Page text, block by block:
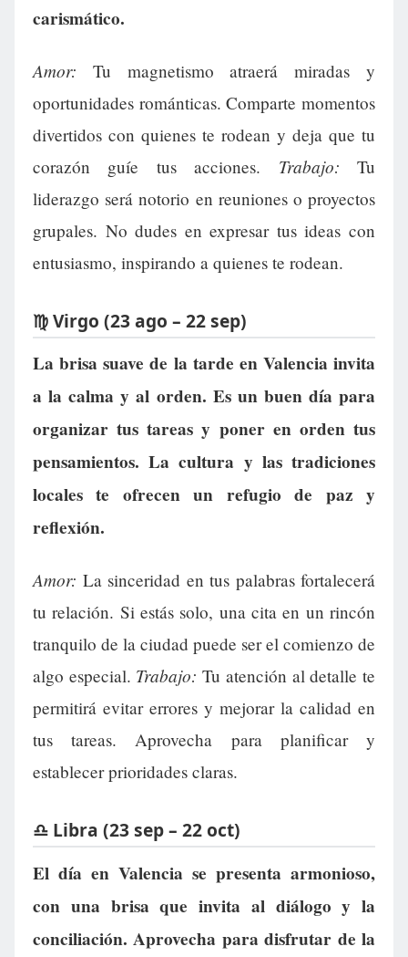
carismático.
Amor: Tu magnetismo atraerá miradas y
oportunidades románticas. Comparte momentos
divertidos con quienes te rodean y deja que tu
corazón guíe tus acciones. Trabajo: Tu
liderazgo será notorio en reuniones o proyectos
grupales. No dudes en expresar tus ideas con
entusiasmo, inspirando a quienes te rodean.
♍ Virgo (23 ago – 22 sep)
La brisa suave de la tarde en Valencia invita
a la calma y al orden. Es un buen día para
organizar tus tareas y poner en orden tus
pensamientos. La cultura y las tradiciones
locales te ofrecen un refugio de paz y
reflexión.
Amor: La sinceridad en tus palabras fortalecerá
tu relación. Si estás solo, una cita en un rincón
tranquilo de la ciudad puede ser el comienzo de
algo especial. Trabajo: Tu atención al detalle te
permitirá evitar errores y mejorar la calidad en
tus tareas. Aprovecha para planificar y
establecer prioridades claras.
♎ Libra (23 sep – 22 oct)
El día en Valencia se presenta armonioso,
con una brisa que invita al diálogo y la
conciliación. Aprovecha para disfrutar de la